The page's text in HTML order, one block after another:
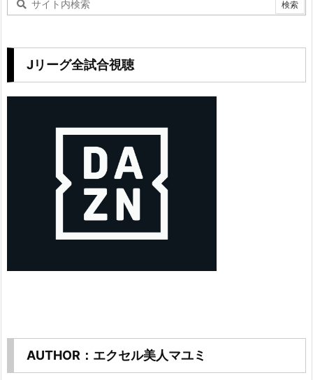
Jリーグ全試合視聴
AUTHOR：エクセル美人マユミ